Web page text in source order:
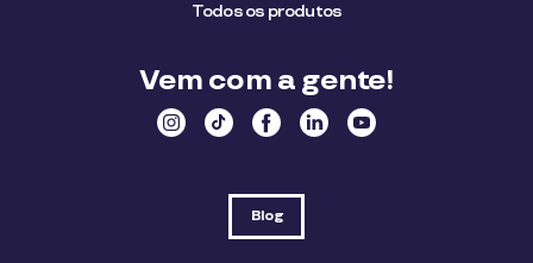
Todos os produtos
Vem com a gente!
Blog